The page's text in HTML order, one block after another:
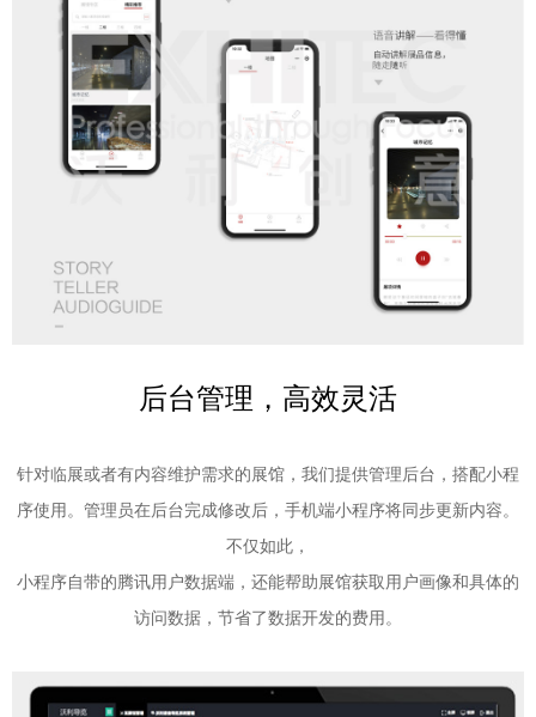
后台管理，高效灵活
针对临展或者有内容维护需求的展馆，我们提供管理后台，搭配小程
序使用。管理员在后台完成修改后，手机端小程序将同步更新内容。
不仅如此，
小程序自带的腾讯用户数据端，还能帮助展馆获取用户画像和具体的
访问数据，节省了数据开发的费用。